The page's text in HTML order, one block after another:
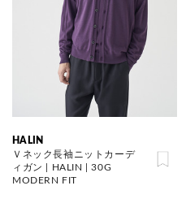
HALIN
Ｖネック長袖ニットカーデ
ィガン | HALIN | 30G
MODERN FIT